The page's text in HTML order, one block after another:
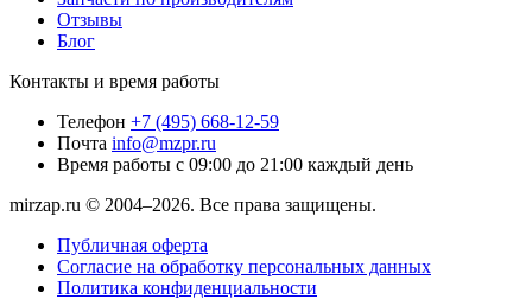
Отзывы
Блог
Контакты и время работы
Телефон +7 (495) 668-12-59
Почта info@mzpr.ru
Время работы с 09:00 до 21:00 каждый день
mirzap.ru © 2004–2026. Все права защищены.
Публичная оферта
Согласие на обработку персональных данных
Политика конфиденциальности